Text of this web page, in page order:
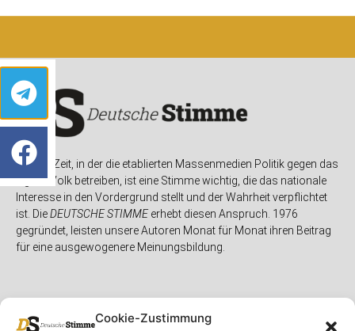
Cookie-Zustimmung
In einer Zeit, in der die etablierten Massenmedien Politik gegen das
eigene Volk betreiben, ist eine Stimme wichtig, die das nationale
Interesse in den Vordergrund stellt und der Wahrheit verpflichtet
ist. DieDEUTSCHE STIMMEerhebt diesen Anspruch. 1976
gegründet, leisten unsere Autoren Monat für Monat ihren Beitrag
für eine ausgewogenere Meinungsbildung.